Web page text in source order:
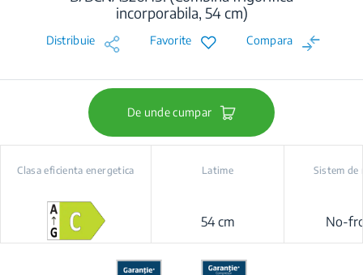
incorporabila, 54 cm)
Distribuie Favorite Compara
De unde cumpar
Clasa eficienta energetica Latime
54 cm
Sistem de
No-